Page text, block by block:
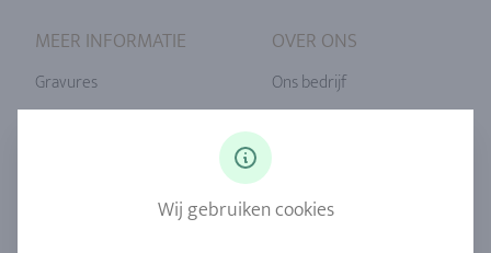
MEER INFORMATIE
Gravures
OVER ONS
Ons bedrijf
Onze kwaliteit
Wij gebruiken cookies